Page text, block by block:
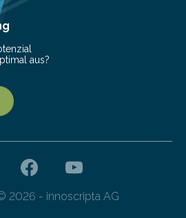
Institut DSMZ-Deutsche
aus?
2026 - innoscripta AG